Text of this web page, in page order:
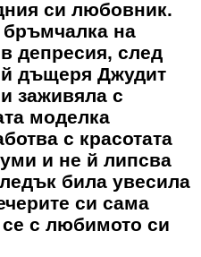
си любовник.
на
депресия, след
й дъщеря Джудит
заживяла с
моделка
с красотата
и не й липсва
била увесила
си сама
с любимото си